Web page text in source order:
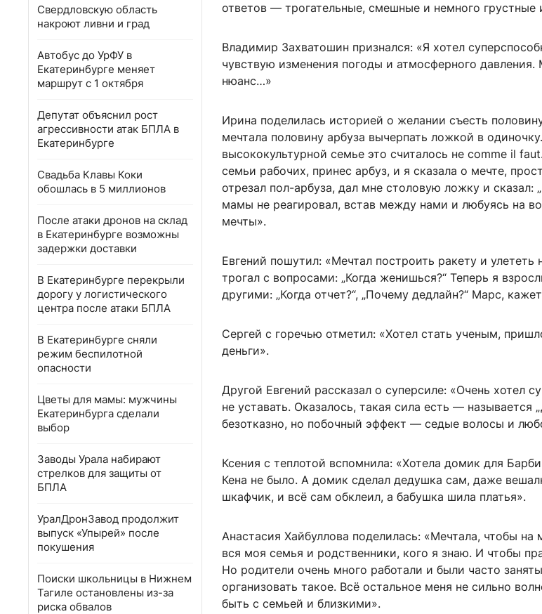
Свердловскую область
накроют ливни и град
Автобус до УрФУ в
Екатеринбурге меняет
маршрут с 1 октября
Депутат объяснил рост
агрессивности атак БПЛА в
Екатеринбурге
Свадьба Клавы Коки
обошлась в 5 миллионов
После атаки дронов на склад
в Екатеринбурге возможны
задержки доставки
В Екатеринбурге перекрыли
дорогу у логистического
центра после атаки БПЛА
В Екатеринбурге сняли
режим беспилотной
опасности
Цветы для мамы: мужчины
Екатеринбурга сделали
выбор
Заводы Урала набирают
стрелков для защиты от
БПЛА
УралДронЗавод продолжит
выпуск «Упырей» после
покушения
Поиски школьницы в Нижнем
Тагиле остановлены из-за
риска обвалов
ответов — трогательные, смешные и немного грустные
Владимир Захватошин признался: «Я хотел
чувствую изменения погоды и атмосферного давления.
нюанс…»
Ирина поделилась историей о желании съесть
мечтала половину арбуза вычерпать ложкой в
высококультурной семье это считалось не comme il
семьи рабочих, принес арбуз, и я сказала о мечте,
отрезал пол-арбуза, дал мне столовую ложку и сказал:
мамы не реагировал, встав между нами и любуясь на
мечты».
Евгений пошутил: «Мечтал построить ракету и
трогал с вопросами: „Когда женишься?“ Теперь я
другими: „Когда отчет?“, „Почему дедлайн?“ Марс,
Сергей с горечью отметил: «Хотел стать ученым,
деньги».
Другой Евгений рассказал о суперсиле: «Очень хотел
не уставать. Оказалось, такая сила есть — называется
безотказно, но побочный эффект — седые волосы и
Ксения с теплотой вспомнила: «Хотела домик для
Кена не было. А домик сделал дедушка сам, даже
шкафчик, и всё сам обклеил, а бабушка шила платья».
Анастасия Хайбуллова поделилась: «Мечтала, чтобы
вся моя семья и родственники, кого я знаю. И чтобы
Но родители очень много работали и были часто
организовать такое. Всё остальное меня не сильно
быть с семьей и близкими».